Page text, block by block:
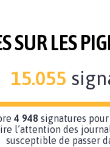
SUR LES
15.055
4 948 signatures
l’attention des
susceptible de passer